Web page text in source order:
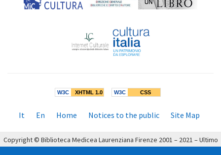
W3C XHTML 1.0 W3C CSS
Menù
It En Home Notices to the public Site Map
Copyright © Biblioteca Medicea Laurenziana Firenze 2001 – 2021 – Ultimo